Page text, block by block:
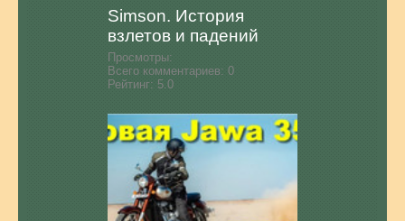
Simson. История
взлетов и падений
Просмотры:
Всего комментариев: 0
Рейтинг: 5.0